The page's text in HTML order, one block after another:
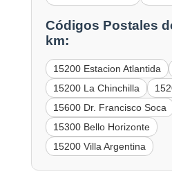
Códigos Postales
km:
15200 Estacion Atlantida
15200 La Chinchilla
15600 Dr. Francisco Soca
15300 Bello Horizonte
15200 Villa Argentina